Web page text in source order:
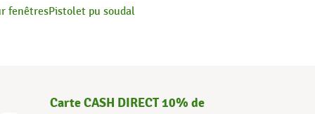
fenêtresPistolet pu soudal
Carte CASH DIRECT 10% de